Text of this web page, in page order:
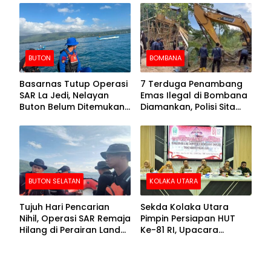
Kemasukan Air
BUTON
Basarnas Tutup Operasi
SAR La Jedi, Nelayan
Buton Belum Ditemukan
BOMBANA
7 Terduga Penambang
Emas Ilegal di Bombana
Diamankan, Polisi Sita
Crusher
BUTON SELATAN
Tujuh Hari Pencarian
Nihil, Operasi SAR Remaja
Hilang di Perairan Lande
KOLAKA UTARA
Sekda Kolaka Utara
Pimpin Persiapan HUT
Ke-81 RI, Upacara